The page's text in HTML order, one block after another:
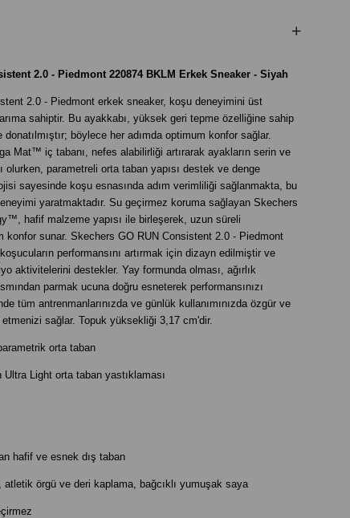
2.0 - Piedmont 220874 BKLM Erkek Sneaker - Siyah
2.0 - Piedmont erkek sneaker, koşu deneyimini üst
sahiptir. Bu ayakkabı, yüksek geri tepme özelliğine sahip
böylece her adımda optimum konfor sağlar.
Mat™ iç tabanı, nefes alabilirliği artırarak ayakların serin ve
olurken, parametreli orta taban yapısı destek ve denge
sayesinde koşu esnasında adım verimliliği sağlanmakta, bu
yaratmaktadır. Su geçirmez koruma sağlayan Skechers
hafif malzeme yapısı ile birleşerek, uzun süreli
konfor sunar. Skechers GO RUN Consistent 2.0 - Piedmont
performansını artırmak için dizayn edilmiştir ve
aktivitelerini destekler. Yay formunda olması, ağırlık
parmak ucuna doğru esneterek performansınızı
tüm antrenmanlarınızda ve günlük kullanımınızda özgür ve
sağlar. Topuk yüksekliği 3,17 cm'dir.
orta taban
Ultra Light orta taban yastıklaması
hafif ve esnek dış taban
atletik örgü ve deri kaplama, bağcıklı yumuşak saya